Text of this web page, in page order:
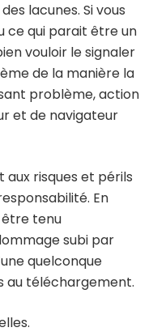
lacunes. Si vous
ce qui parait être un
vouloir le signaler
de la manière la
problème, action
et de navigateur
risques et périls
En
être tenu
subi par
quelconque
au téléchargement.